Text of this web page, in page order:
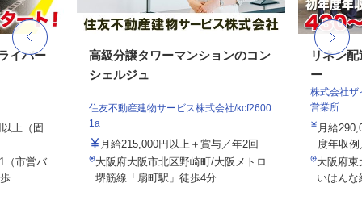
イバー
上（固
（市営バ
...
高級分譲タワーマンションのコン
シェルジュ
住友不動産建物サービス株式会社/kcf2600
1a
月給215,000円以上＋賞与／年2回
大阪府大阪市北区野崎町/大阪メトロ
堺筋線「扇町駅」徒歩4分
リネン
ー
株式会社ザ
営業所
月給
度年収
大阪府東
いはん